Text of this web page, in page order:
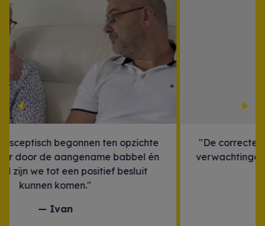
"De correcte prijs werd overstegen, dus onze
verwachtingen zijn volledig ingevuld. Het was
een ideaal traject."
Previous